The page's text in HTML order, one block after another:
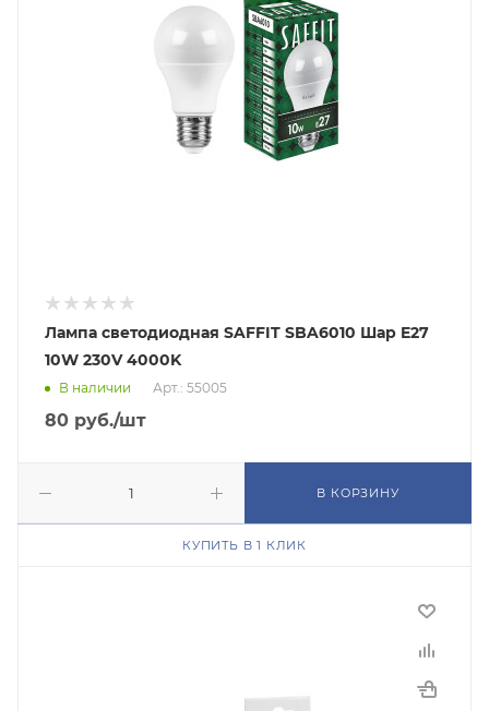
Лампа светодиодная SAFFIT SBA6010 Шар E27
10W 230V 4000K
В наличии Арт.: 55005
80 руб./шт
В КОРЗИНУ
КУПИТЬ В 1 КЛИК